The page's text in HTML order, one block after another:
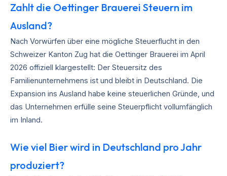
Zahlt die Oettinger Brauerei Steuern im
Ausland?
Nach Vorwürfen über eine mögliche Steuerflucht in den
Schweizer Kanton Zug hat die Oettinger Brauerei im April
2026 offiziell klargestellt: Der Steuersitz des
Familienunternehmens ist und bleibt in Deutschland. Die
Expansion ins Ausland habe keine steuerlichen Gründe, und
das Unternehmen erfülle seine Steuerpflicht vollumfänglich
im Inland.
Wie viel Bier wird in Deutschland pro Jahr
produziert?